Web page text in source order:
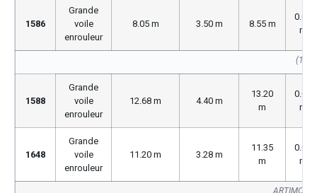
1586
Grande
voile
enrouleur
8.05 m 3.50 m 8.55 m
0.00
m
1588
Grande
voile
enrouleur
12.68 m 4.40 m
13.20
m
0.00
m
1648
Grande
voile
enrouleur
11.20 m 3.28 m
11.35
m
0.00
m